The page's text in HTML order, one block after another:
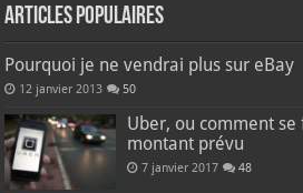
Articles populaires
Pourquoi je ne vendrai plus sur eBay
12 janvier 2013 50
Uber, ou comment
montant prévu
7 janvier 2017 48